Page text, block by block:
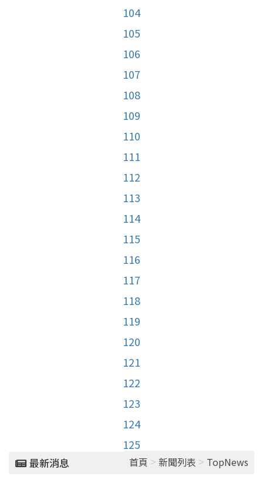
104
105
106
107
108
109
110
111
112
113
114
115
116
117
118
119
120
121
122
123
124
125
最新消息 首頁 > 新聞列表 > TopNews